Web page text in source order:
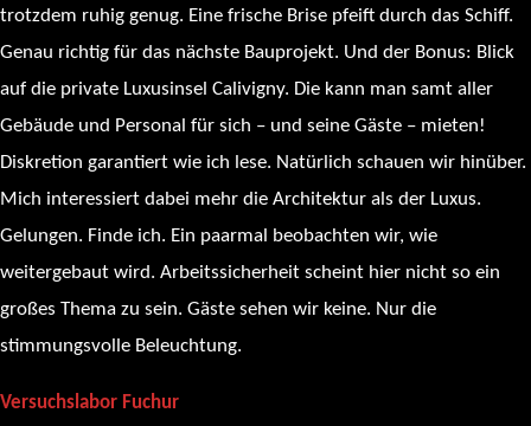
trotzdem ruhig genug. Eine frische Brise pfeift durch das Schiff.
Genau richtig für das nächste Bauprojekt. Und der Bonus: Blick
auf die private Luxusinsel Calivigny. Die kann man samt aller
Gebäude und Personal für sich – und seine Gäste – mieten!
Diskretion garantiert wie ich lese. Natürlich schauen wir hinüber.
Mich interessiert dabei mehr die Architektur als der Luxus.
Gelungen. Finde ich. Ein paarmal beobachten wir, wie
weitergebaut wird. Arbeitssicherheit scheint hier nicht so ein
großes Thema zu sein. Gäste sehen wir keine. Nur die
stimmungsvolle Beleuchtung.
Versuchslabor Fuchur